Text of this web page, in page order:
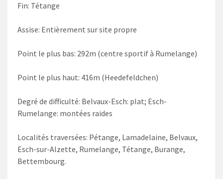
Fin: Tétange
Assise: Entièrement sur site propre
Point le plus bas: 292m (centre sportif à Rumelange)
Point le plus haut: 416m (Heedefeldchen)
Degré de difficulté: Belvaux-Esch: plat; Esch-
Rumelange: montées raides
Localités traversées: Pétange, Lamadelaine, Belvaux,
Esch-sur-Alzette, Rumelange, Tétange, Burange,
Bettembourg.